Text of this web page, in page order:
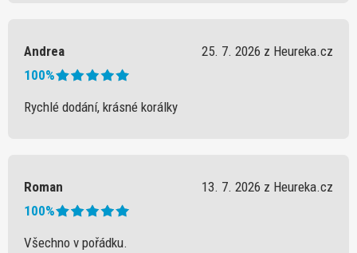
Andrea
25. 7. 2026 z Heureka.cz
100%
Rychlé dodání, krásné korálky
Roman
13. 7. 2026 z Heureka.cz
100%
Všechno v pořádku.